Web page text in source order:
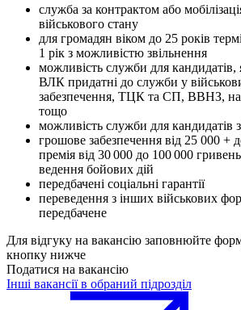
служба за контрактом або
військового стану
для громадян віком до 25 років
1 рік з можливістю звільнення
можливість служби для кандидатів,
ВЛК придатні до служби у
забезпечення, ТЦК та СП, ВВНЗ,
тощо
можливість служби для кандидатів
грошове забезпечення від 25 000 +
премія від 30 000 до 100 000
ведення бойових дій
передбачені соціальні гарантії
переведення з інших військових
передбачене
Для відгуку на вакансію заповнюйте
кнопку нижче
Податися на вакансію
Інші вакансії в обраний підрозділ